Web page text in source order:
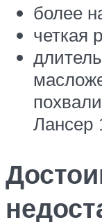
более
четкая
Лансер